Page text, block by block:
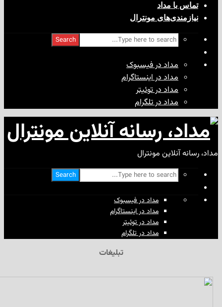
مداد
مونترال
Search
مداد در فیسبوک
مداد در اینستاگرام
مداد در توئیتر
مداد در تلگرام
مونترال
Search
مداد در فیسبوک
مداد در اینستاگرام
مداد در توئیتر
مداد در تلگرام